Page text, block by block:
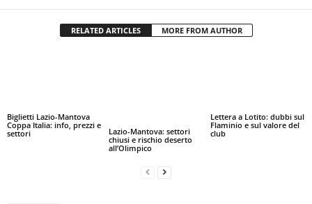
RELATED ARTICLES MORE FROM AUTHOR
Biglietti Lazio-Mantova
Coppa Italia: info, prezzi e
settori
Lazio-Mantova: settori
chiusi e rischio deserto
all’Olimpico
Lettera a Lotito: dubbi sul
Flaminio e sul valore del
club